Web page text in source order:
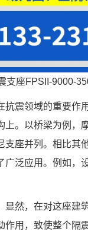
支座FPSII-9000-
抗震领域的重要作
。以桥梁为例，
支座并列。相比其
广泛应用。例如，
显然，在对这座建
用，致使整个隔